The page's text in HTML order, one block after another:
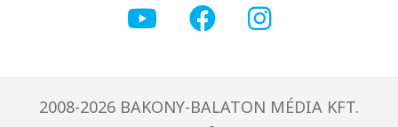
2008-2026 BAKONY-BALATON MÉDIA KFT.